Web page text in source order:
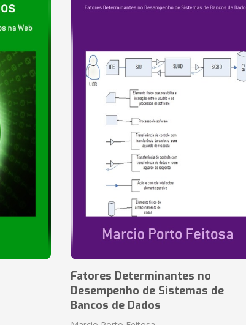
Fatores Determinantes no
Desempenho de Sistemas de
Bancos de Dados